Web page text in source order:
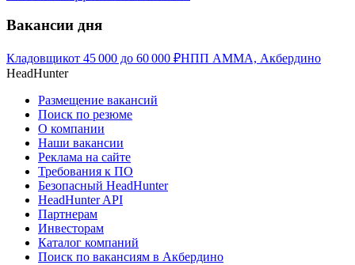
Вакансии дня
Кладовщикот 45 000 до 60 000 ₽НПП АММА, Акбердино
HeadHunter
Размещение вакансий
Поиск по резюме
О компании
Наши вакансии
Реклама на сайте
Требования к ПО
Безопасный HeadHunter
HeadHunter API
Партнерам
Инвесторам
Каталог компаний
Поиск по вакансиям в Акбердино